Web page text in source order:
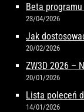
Beta
23/04/2026
Jak
20/02/2026
ZW3D 2026 –
20/01/2026
Lista poleceń
14/01/2026